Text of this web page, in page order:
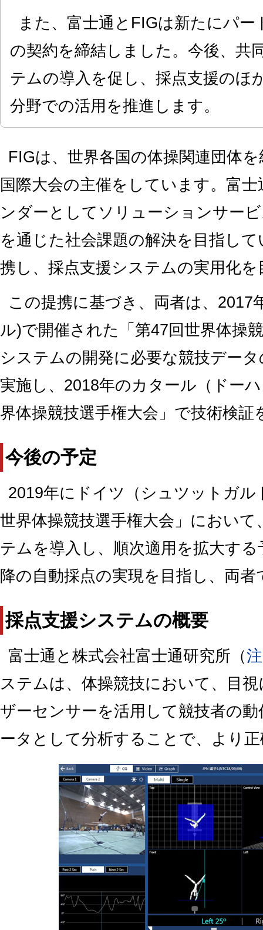
また、富士通とFIGは新たにパ
の契約を締結しました。今後、共
テムの導入を促し、採点支援のほ
分野での活用を推進します。
FIGは、世界各国の体操関連団体
国際大会の主催をしています。富
ンダーとしてソリューションサー
を通じた社会課題の解決を目指し
携し、採点支援システムの実用化
この提携に基づき、両者は、2017
ル)で開催された「第47回世界体操
システムの開発に必要な競技デー
実施し、2018年のカタール（ドー
界体操競技選手権大会」で技術検証
今後の予定
2019年にドイツ（シュツットガル
世界体操競技選手権大会」におい
テムを導入し、順次適用を拡大す
降の自動採点の実現を目指し、両
採点支援システムの概要
富士通と株式会社富士通研究所（
ステムは、体操競技において、目
ザーセンサーを活用して競技者の
ータとして分析することで、より